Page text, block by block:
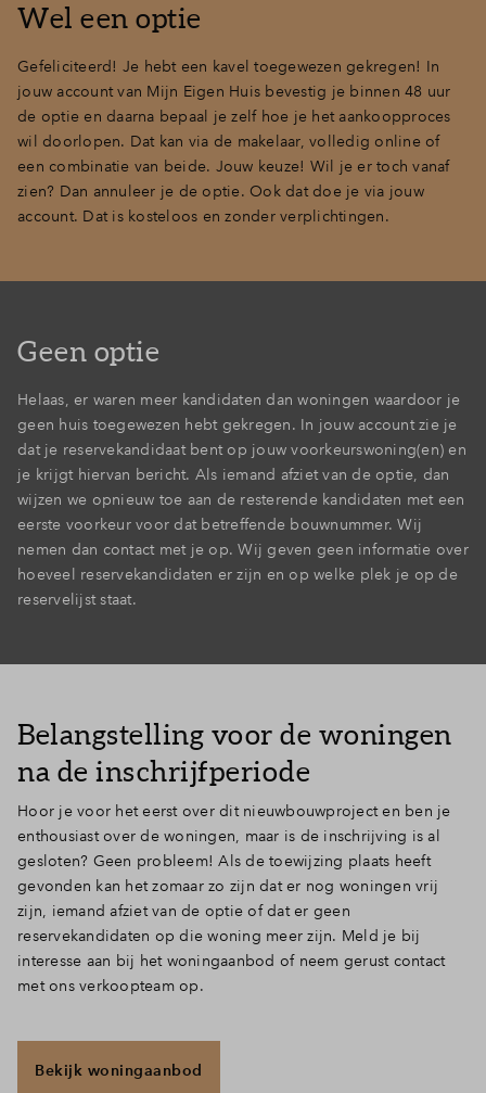
Wel een optie
Gefeliciteerd! Je hebt een kavel toegewezen gekregen! In
jouw account van Mijn Eigen Huis bevestig je binnen 48 uur
de optie en daarna bepaal je zelf hoe je het aankoopproces
wil doorlopen. Dat kan via de makelaar, volledig online of
een combinatie van beide. Jouw keuze! Wil je er toch vanaf
zien? Dan annuleer je de optie. Ook dat doe je via jouw
account. Dat is kosteloos en zonder verplichtingen.
Geen optie
Helaas, er waren meer kandidaten dan woningen waardoor je
geen huis toegewezen hebt gekregen. In jouw account zie je
dat je reservekandidaat bent op jouw voorkeurswoning(en) en
je krijgt hiervan bericht. Als iemand afziet van de optie, dan
wijzen we opnieuw toe aan de resterende kandidaten met een
eerste voorkeur voor dat betreffende bouwnummer. Wij
nemen dan contact met je op. Wij geven geen informatie over
hoeveel reservekandidaten er zijn en op welke plek je op de
reservelijst staat.
Belangstelling voor de woningen
na de inschrijfperiode
Hoor je voor het eerst over dit nieuwbouwproject en ben je
enthousiast over de woningen, maar is de inschrijving is al
gesloten? Geen probleem! Als de toewijzing plaats heeft
gevonden kan het zomaar zo zijn dat er nog woningen vrij
zijn, iemand afziet van de optie of dat er geen
reservekandidaten op die woning meer zijn. Meld je bij
interesse aan bij het woningaanbod of neem gerust contact
met ons verkoopteam op.
Bekijk woningaanbod